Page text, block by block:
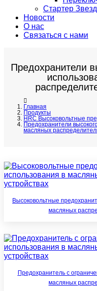
Стартер
Новости
О нас
Связаться с нами
Предохранители
Главная
Продукты
HRC Высоковольтные
Предохранители
масляных
Высоковольтные
масляных
Предохранитель с
масляных